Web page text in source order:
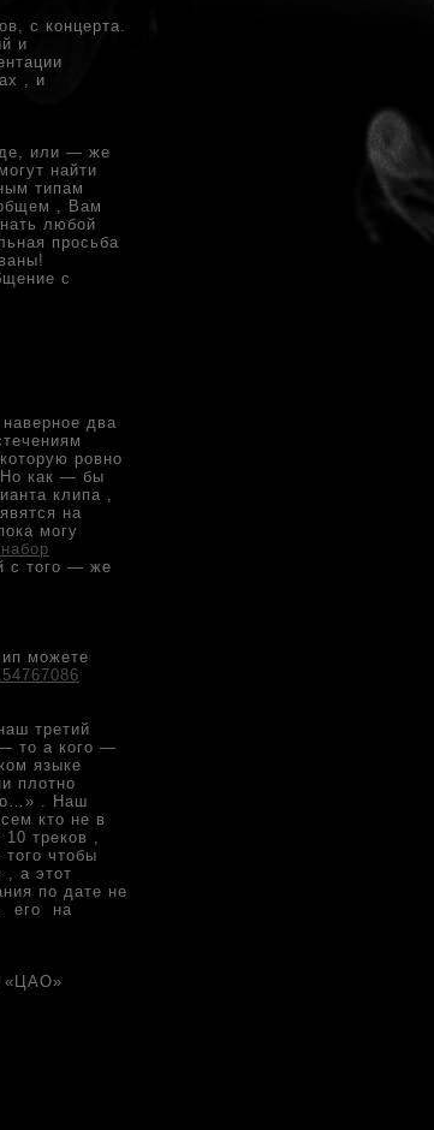
с концерта.
и
, и
или — же
найти
типам
общем , Вам
любой
просьба
с
два
ровно
Но как — бы
клипа ,
на
могу
с того — же
можете
третий
то а кого —
языке
плотно
. Наш
кто не в
треков ,
чтобы
, а этот
по дате не
его на
«ЦАО»